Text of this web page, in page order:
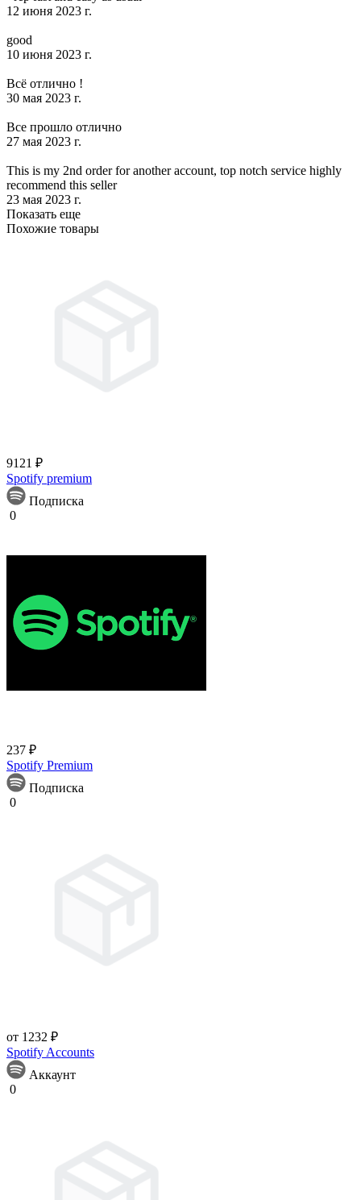
12 июня 2023 г.
good
10 июня 2023 г.
Всё отлично !
30 мая 2023 г.
Все прошло отлично
27 мая 2023 г.
This is my 2nd order for another account, top notch service highly
recommend this seller
23 мая 2023 г.
Показать еще
Похожие товары
9121 ₽
Spotify premium
Подписка
0
237 ₽
Spotify Premium
Подписка
0
от 1232 ₽
Spotify Accounts
Аккаунт
0